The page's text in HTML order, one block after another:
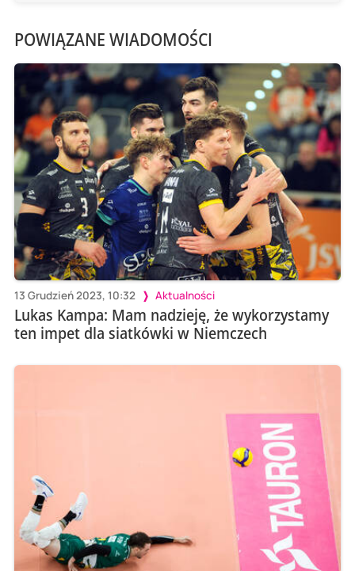
POWIĄZANE WIADOMOŚCI
13 Grudzień 2023, 10:32 Aktualności
Lukas Kampa: Mam nadzieję, że wykorzystamy
ten impet dla siatkówki w Niemczech